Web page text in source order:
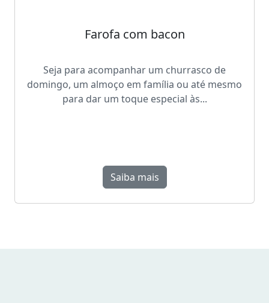
Farofa com bacon
Seja para acompanhar um churrasco de
domingo, um almoço em família ou até mesmo
para dar um toque especial às...
Saiba mais